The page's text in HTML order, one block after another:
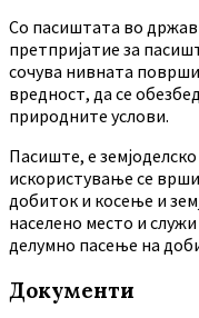
Co пасиштата во
претпријатие за
сочува нивната
вредност, да се
природните услови.
Пасиште, е
искористување се
добиток и косење и
населено место и
делумно пасење на
Документи